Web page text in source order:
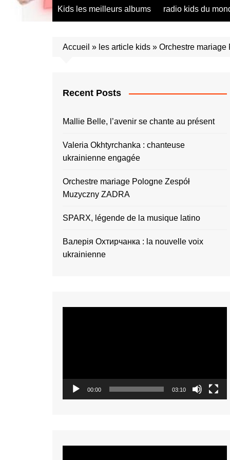
radio saumur Maine et Loire
présentation de
talents – English
présentation de
présentation de
talents –
présentation de
talents –
présentation de
présentation de
présentation de
talents – Español
présentation de
talents –
présentation de
présentation de
présentation de
présentation de
présentation de
présentation de
talents – Polski
présentation de
Kids les meilleurs albums radio kids du
Accueil » les article kids » Orchestre mariage
Recent Posts
Mallie Belle, l’avenir se chante au présent
Valeria Okhtyrchanka : chanteuse
ukrainienne engagée
Orchestre mariage Pologne Zespół
Muzyczny ZADRA
SPARX, légende de la musique latino
Валерія Охтирчанка : la nouvelle voix
ukrainienne
00:00 03:10